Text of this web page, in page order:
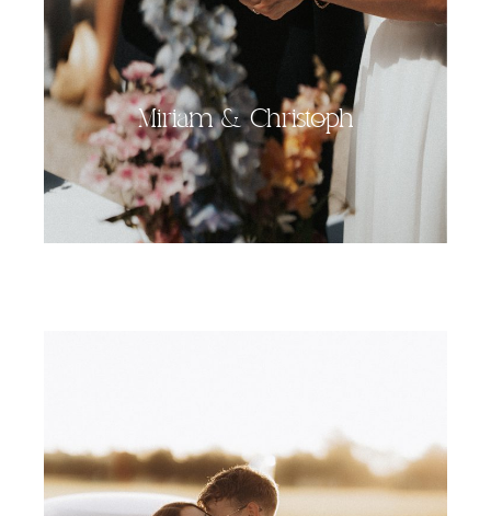
Miriam & Christoph